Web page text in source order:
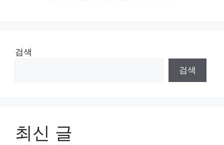
검색
검색
최신 글